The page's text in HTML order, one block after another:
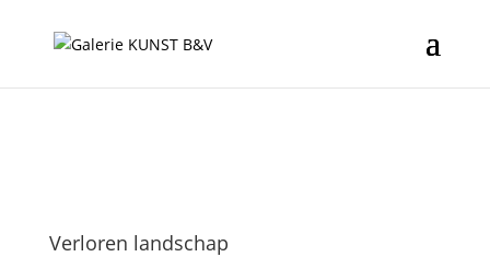
Verloren landschap